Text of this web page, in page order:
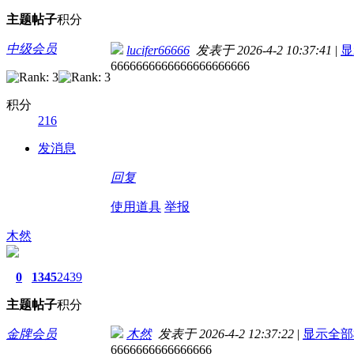
主题帖子积分
中级会员
积分
216
发消息
lucifer66666 发表于 2026-4-2 10:37:41 |
6666666666666666666666
回复
使用道具 举报
木然
0
主题
1345
帖子
2439
积分
金牌会员 木然发表于 2026-4-2 12:37:22 | 显示全
6666666666666666